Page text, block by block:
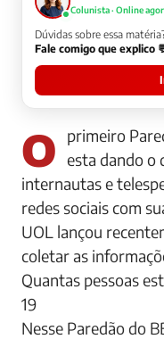
Colunista · Online
Dúvidas sobre essa
Fale comigo que explico
O primeiro
esta dando o
internautas e
redes sociais com
UOL lançou
coletar as
Quantas pessoas
19
Nesse Paredão do